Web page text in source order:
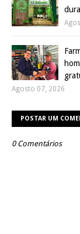
Agosto 07, 2026
POSTAR UM
0 Comentários